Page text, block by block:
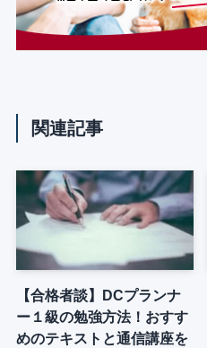
関連記事
【合格者談】DCプランナ
ー１級の勉強方法！おすす
めのテキストと通信講座を